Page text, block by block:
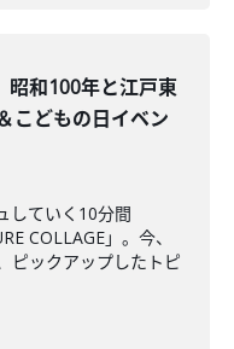
和100年と江戸東
こどもの日イベン
していく10分間
COLLAGE」。今、
ピックアップしたトピ